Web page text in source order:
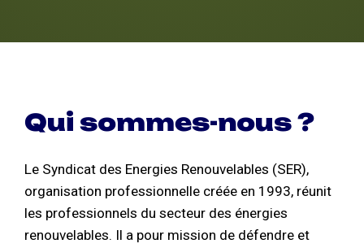
Qui sommes-nous ?
Le Syndicat des Energies Renouvelables (SER),
organisation professionnelle créée en 1993, réunit
les professionnels du secteur des énergies
renouvelables. Il a pour mission de défendre et